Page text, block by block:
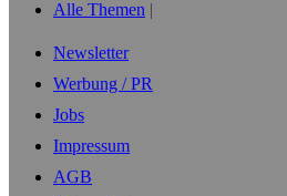
Alle Themen
Newsletter
Werbung / PR
Jobs
Impressum
AGB